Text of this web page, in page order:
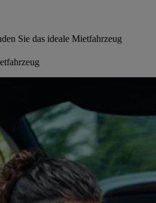
Sie das ideale Mietfahrzeug